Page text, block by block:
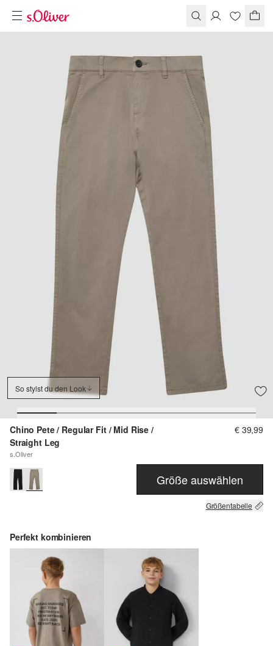
So stylst du den Look
Chino Pete / Regular Fit / Mid Rise /
Straight Leg
s.Oliver
€ 39,99
Größe auswählen
Größentabelle
Perfekt kombinieren